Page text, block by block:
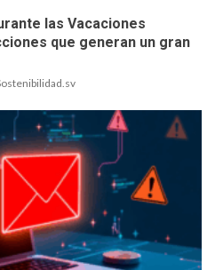
las Vacaciones
que generan un gran